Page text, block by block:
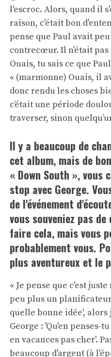
l'escroc. Alors, quand il
raison, c'était bon
pense que Paul avait
contrecœur. Il n'était pas
Ouais, tu sais ce que
« (marmonne) Ouais, il
donc rendu les choses
c’était une période
traverser, sinon
Il y a beaucoup de
cet album, mais de
« Down South »,
stop avec George.
de l'événement
vous souveniez pas
faire cela, mais vous
probablement vous.
plus aventureux et le
« Je pense que c'est
peu plus un
quelle bonne idée',
George : 'Qu'en penses-
en vacances pas cher'.
beaucoup d'argent (à